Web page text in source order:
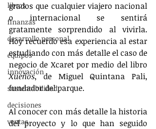
libros
finanzas
desarrollo personal
equipos
innovación
sustentabilidad
decisiones
ventas
grados que cualquier viajero nacional
o internacional se sentirá
gratamente sorprendido al vivirla.
Hoy recuerdo esa experiencia al estar
estudiando con más detalle el caso de
Xueños, de Miguel Quintana Pali,
fundador del parque.
Al conocer con más detalle la historia
del proyecto y lo que han seguido